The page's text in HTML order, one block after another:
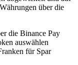
über die
die Binance Pay
auswählen
für Spar